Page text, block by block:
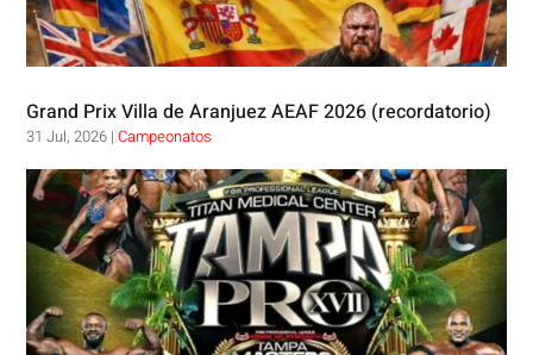
Grand Prix Villa de Aranjuez AEAF 2026 (recordatorio)
31 Jul, 2026 |Campeonatos